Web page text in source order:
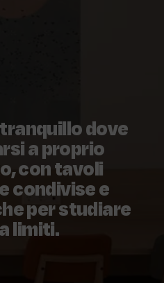
dove
a proprio
con tavoli
condivise e
per studiare
limiti.